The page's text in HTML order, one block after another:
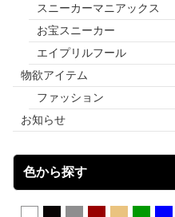
スニーカーマニアックス
お宝スニーカー
エイプリルフール
物欲アイテム
ファッション
お知らせ
色から探す